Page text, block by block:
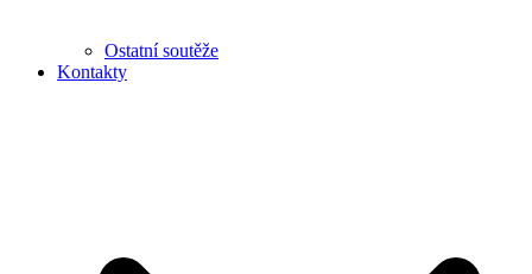
Ostatní soutěže
Kontakty